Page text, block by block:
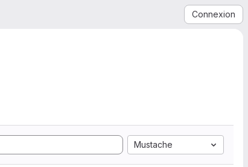
Connexion
Mustache